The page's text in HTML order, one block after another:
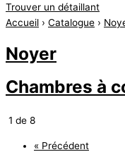
Trouver un détaillant
Accueil › Catalogue ›
Noyer
Chambres à
1 de 8
« Précédent